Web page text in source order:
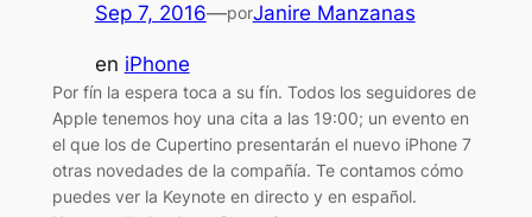
Sep 7, 2016—porJanire Manzanas
en iPhone
Por fín la espera toca a su fín. Todos los seguidores de
Apple tenemos hoy una cita a las 19:00; un evento en
el que los de Cupertino presentarán el nuevo iPhone 7
otras novedades de la compañía. Te contamos cómo
puedes ver la Keynote en directo y en español.